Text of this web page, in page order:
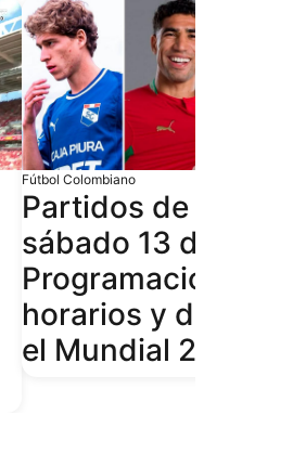
Fútbol Colombiano
Partidos de hoy,
sábado 13 de junio:
Programación,
horarios y dónde
el Mundial 2026